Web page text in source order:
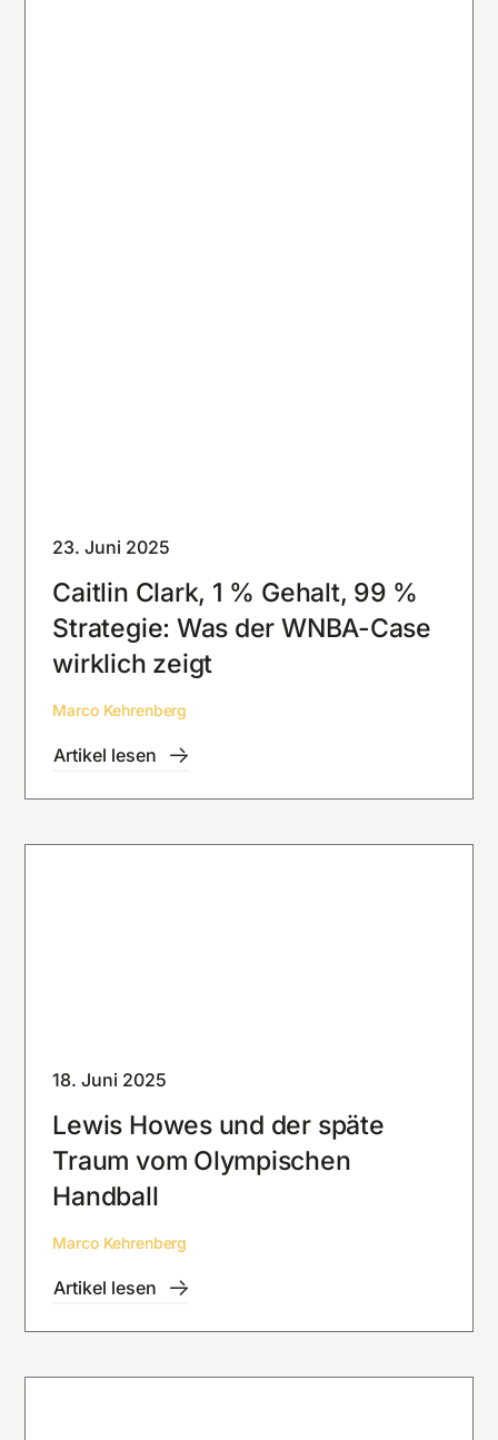
23. Juni 2025
Caitlin Clark, 1 % Gehalt, 99 %
Strategie: Was der WNBA-Case
wirklich zeigt
Marco Kehrenberg
Artikel lesen
18. Juni 2025
Lewis Howes und der späte
Traum vom Olympischen
Handball
Marco Kehrenberg
Artikel lesen